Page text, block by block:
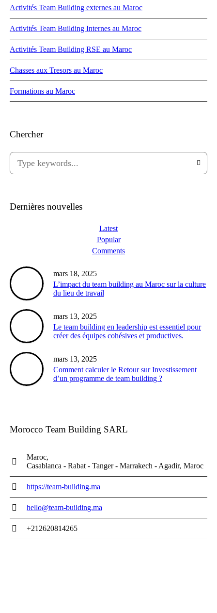
Activités Team Building externes au Maroc
Activités Team Building Internes au Maroc
Activités Team Building RSE au Maroc
Chasses aux Tresors au Maroc
Formations au Maroc
Chercher
Dernières nouvelles
Latest
Popular
Comments
mars 18, 2025
L’impact du team building au Maroc sur la culture
du lieu de travail
mars 13, 2025
Le team building en leadership est essentiel pour
créer des équipes cohésives et productives.
mars 13, 2025
Comment calculer le Retour sur Investissement
d’un programme de team building ?
Morocco Team Building SARL
Maroc
Casablanca - Rabat - Tanger - Marrakech - Agadir Maroc
https://team-building.ma
hello@team-building.ma
+212620814265